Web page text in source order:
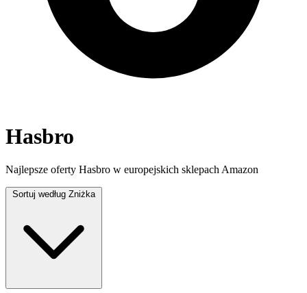
Hasbro
Najlepsze oferty Hasbro w europejskich sklepach Amazon
Sortuj według Zniżka